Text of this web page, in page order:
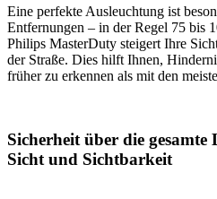
Eine perfekte Ausleuchtung ist
Entfernungen – in der Regel 75 bis
Philips MasterDuty steigert Ihre
der Straße. Dies hilft Ihnen,
früher zu erkennen als mit den
Sicherheit über die
Sicht und Sichtbarkeit